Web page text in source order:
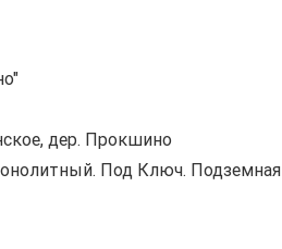
дер. Прокшино
Под Ключ. Подземная